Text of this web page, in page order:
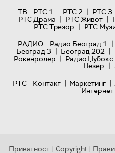
ТВ
РТС 1 | РТС 2 | РТС 3
РТС Драма | РТС Живот |
РТС Трезор | РТС
РАДИО
Радио Београд 1 |
Београд 3 | Београд 202 |
Рокенролер | Радио Џубокс
Џезер |
РТС
Контакт | Маркетинг |
Приватност | Copyright |